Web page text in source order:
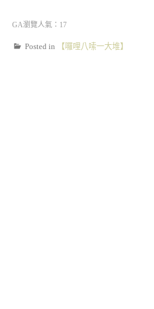
GA瀏覽人氣：17
Posted in 【囉哩八嗦一大堆】